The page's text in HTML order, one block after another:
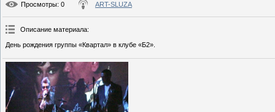
Просмотры: 0 ART-SLUZA
Описание материала:
День рождения группы «Квартал» в клубе «Б2».